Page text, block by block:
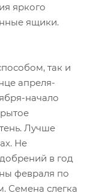
яркого
ящики.
так и
апреля-
начало
Лучше
Не
в год
февраля по
Семена слегка